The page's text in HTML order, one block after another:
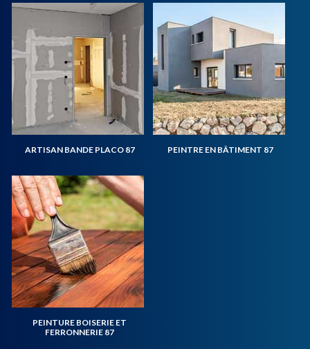
ARTISAN BANDE PLACO 87 PEINTRE EN BÂTIMENT 87
PEINTURE BOISERIE ET
FERRONNERIE 87